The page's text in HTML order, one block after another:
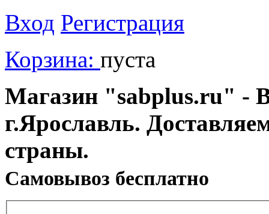
Вход Регистрация
Корзина: пуста
Магазин "sabplus.ru" -
г.Ярославль.
страны.
Cамовывоз бесплатно